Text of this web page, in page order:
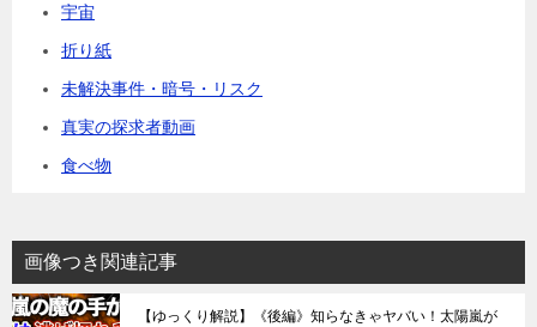
宇宙
折り紙
未解決事件・暗号・リスク
真実の探求者動画
食べ物
画像つき関連記事
【ゆっくり解説】《後編》知らなきゃヤバい！太陽嵐が